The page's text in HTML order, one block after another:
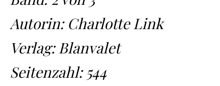
Autorin: Charlotte Link
Verlag: Blanvalet
Seitenzahl: 544